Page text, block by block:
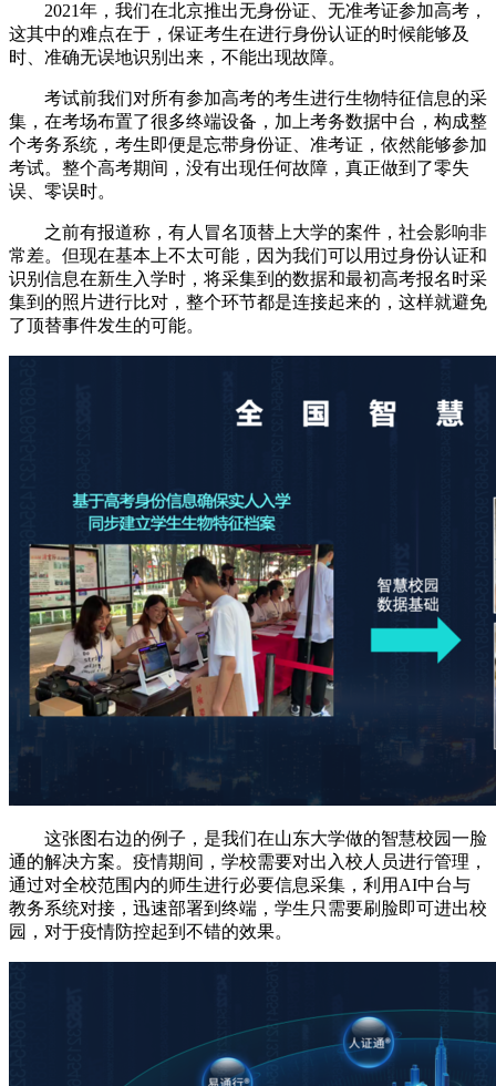
2021年，我们在北京推出无身份证、无准考证参加高考，
这其中的难点在于，保证考生在进行身份认证的时候能够及
时、准确无误地识别出来，不能出现故障。
考试前我们对所有参加高考的考生进行生物特征信息的采
集，在考场布置了很多终端设备，加上考务数据中台，构成整
个考务系统，考生即便是忘带身份证、准考证，依然能够参加
考试。整个高考期间，没有出现任何故障，真正做到了零失
误、零误时。
之前有报道称，有人冒名顶替上大学的案件，社会影响非
常差。但现在基本上不太可能，因为我们可以用过身份认证和
识别信息在新生入学时，将采集到的数据和最初高考报名时采
集到的照片进行比对，整个环节都是连接起来的，这样就避免
了顶替事件发生的可能。
这张图右边的例子，是我们在山东大学做的智慧校园一脸
通的解决方案。疫情期间，学校需要对出入校人员进行管理，
通过对全校范围内的师生进行必要信息采集，利用AI中台与
教务系统对接，迅速部署到终端，学生只需要刷脸即可进出校
园，对于疫情防控起到不错的效果。